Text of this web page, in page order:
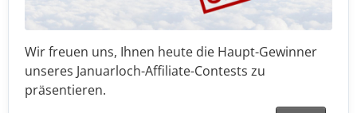
Wir freuen uns, Ihnen heute die Haupt-Gewinner
unseres Januarloch-Affiliate-Contests zu
präsentieren.